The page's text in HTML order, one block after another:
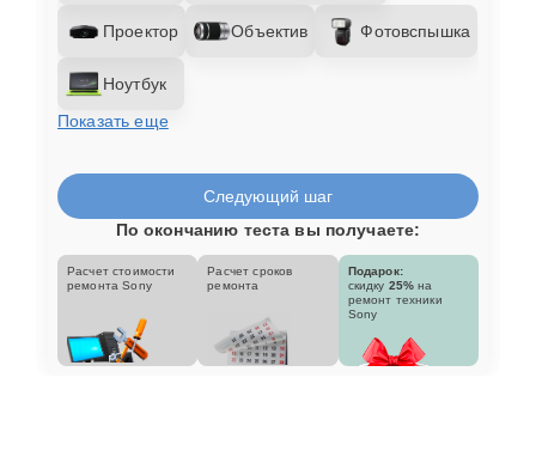
Проектор Объектив Фотовспышка
Ноутбук
Показать еще
Следующий шаг
По окончанию теста вы получаете:
Расчет стоимости
ремонта Sony
Расчет сроков
ремонта
Подарок:
скидку 25% на
ремонт техники
Sony